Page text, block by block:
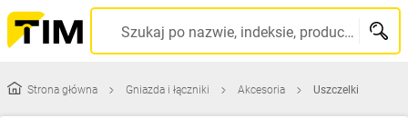
Szukaj po nazwie, indeksie, producencie, kodzie kreskowym...
Strona główna Gniazda i łączniki Akcesoria Uszczelki